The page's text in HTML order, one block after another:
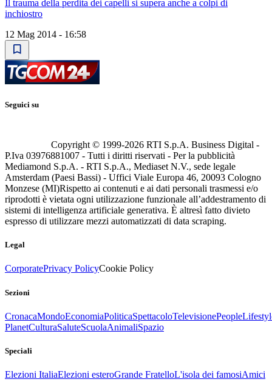
Il trauma della perdita dei capelli si supera anche a colpi di
inchiostro
12 Mag 2014 - 16:58
Seguici su
Copyright © 1999-2026 RTI S.p.A. Business Digital -
P.Iva 03976881007 - Tutti i diritti riservati - Per la pubblicità
Mediamond S.p.A. - RTI S.p.A., Mediaset N.V., sede legale
Amsterdam (Paesi Bassi) - Uffici Viale Europa 46, 20093 Cologno
Monzese (MI)Rispetto ai contenuti e ai dati personali trasmessi e/o
riprodotti è vietata ogni utilizzazione funzionale all’addestramento di
sistemi di intelligenza artificiale generativa. È altresì fatto divieto
espresso di utilizzare mezzi automatizzati di data scraping.
Legal
CorporatePrivacy PolicyCookie Policy
Sezioni
CronacaMondoEconomiaPoliticaSpettacoloTelevisionePeople
PlanetCulturaSaluteScuolaAnimaliSpazio
Speciali
Elezioni ItaliaElezioni esteroGrande FratelloL'isola dei famosiAmici